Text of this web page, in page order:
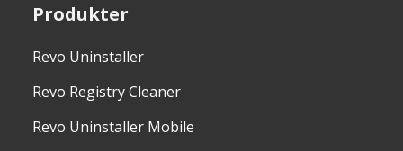
Produkter
Revo Uninstaller
Revo Registry Cleaner
Revo Uninstaller Mobile